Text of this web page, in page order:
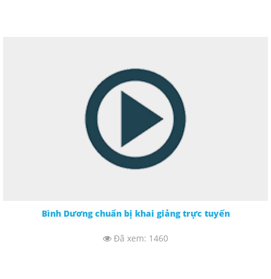
Bình Dương chuẩn bị khai giảng trực tuyến
Đã xem: 1460